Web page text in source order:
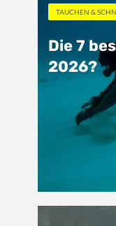
TAUCHEN &
Die 7
2026?